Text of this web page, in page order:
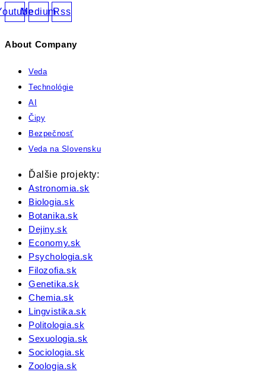
MediumRss
About Company
Veda
Technológie
AI
Čipy
Bezpečnosť
Veda na Slovensku
Ďalšie projekty:
Astronomia.sk
Biologia.sk
Botanika.sk
Dejiny.sk
Economy.sk
Psychologia.sk
Filozofia.sk
Genetika.sk
Chemia.sk
Lingvistika.sk
Politologia.sk
Sexuologia.sk
Sociologia.sk
Zoologia.sk